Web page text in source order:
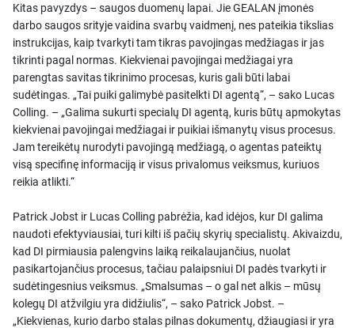
Kitas pavyzdys – saugos duomenų lapai. Jie GEALAN įmonės
darbo saugos srityje vaidina svarbų vaidmenį, nes pateikia tikslias
instrukcijas, kaip tvarkyti tam tikras pavojingas medžiagas ir jas
tikrinti pagal normas. Kiekvienai pavojingai medžiagai yra
parengtas savitas tikrinimo procesas, kuris gali būti labai
sudėtingas. „Tai puiki galimybė pasitelkti DI agentą“, – sako Lucas
Colling. – „Galima sukurti specialų DI agentą, kuris būtų apmokytas
kiekvienai pavojingai medžiagai ir puikiai išmanytų visus procesus.
Jam tereikėtų nurodyti pavojingą medžiagą, o agentas pateiktų
visą specifinę informaciją ir visus privalomus veiksmus, kuriuos
reikia atlikti.“
Patrick Jobst ir Lucas Colling pabrėžia, kad idėjos, kur DI galima
naudoti efektyviausiai, turi kilti iš pačių skyrių specialistų. Akivaizdu,
kad DI pirmiausia palengvins laiką reikalaujančius, nuolat
pasikartojančius procesus, tačiau palaipsniui DI padės tvarkyti ir
sudėtingesnius veiksmus. „Smalsumas – o gal net alkis – mūsų
kolegų DI atžvilgiu yra didžiulis“, – sako Patrick Jobst. –
„Kiekvienas, kurio darbo stalas pilnas dokumentų, džiaugiasi ir yra